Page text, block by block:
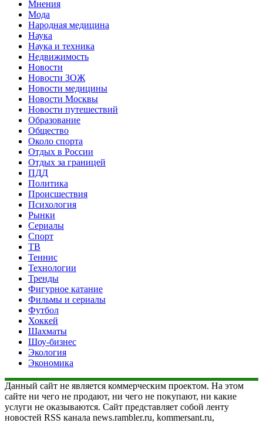
Мнения
Мода
Народная медицина
Наука
Наука и техника
Недвижимость
Новости
Новости ЗОЖ
Новости медицины
Новости Москвы
Новости путешествий
Образование
Общество
Около спорта
Отдых в России
Отдых за границей
ПДД
Политика
Происшествия
Психология
Рынки
Сериалы
Спорт
ТВ
Теннис
Технологии
Тренды
Фигурное катание
Фильмы и сериалы
Футбол
Хоккей
Шахматы
Шоу-бизнес
Экология
Экономика
Данный сайт не является коммерческим проектом. На этом
сайте ни чего не продают, ни чего не покупают, ни какие
услуги не оказываются. Сайт представляет собой ленту
новостей RSS канала news.rambler.ru, kommersant.ru,